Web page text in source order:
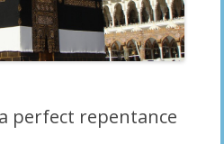
perfect repentance